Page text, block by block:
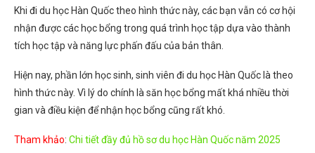
Khi đi du học Hàn Quốc theo hình thức này, các bạn vẫn có cơ hội
nhận được các học bổng trong quá trình học tập dựa vào thành
tích học tập và năng lực phấn đấu của bản thân.
Hiện nay, phần lớn học sinh, sinh viên đi du học Hàn Quốc là theo
hình thức này. Vì lý do chính là săn học bổng mất khá nhiều thời
gian và điều kiện để nhận học bổng cũng rất khó.
Tham khảo: Chi tiết đầy đủ hồ sơ du học Hàn Quốc năm 2025